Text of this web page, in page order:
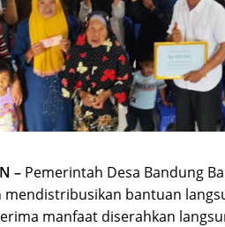
– Pemerintah Desa Bandung
mendistribusikan bantuan
manfaat diserahkan